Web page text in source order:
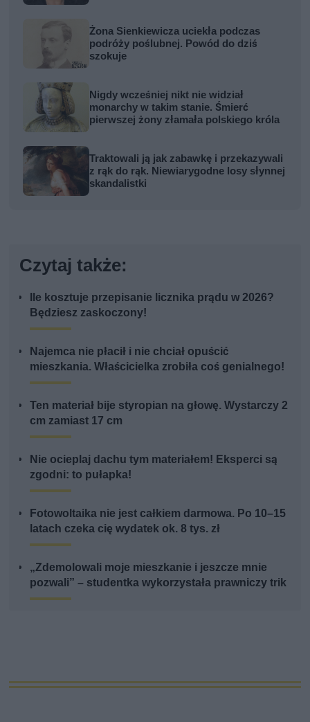
Żona Sienkiewicza uciekła podczas
podróży poślubnej. Powód do dziś
szokuje
Nigdy wcześniej nikt nie widział
monarchy w takim stanie. Śmierć
pierwszej żony złamała polskiego króla
Traktowali ją jak zabawkę i przekazywali
z rąk do rąk. Niewiarygodne losy słynnej
skandalistki
Czytaj także:
Ile kosztuje przepisanie licznika prądu w 2026?
Będziesz zaskoczony!
Najemca nie płacił i nie chciał opuścić
mieszkania. Właścicielka zrobiła coś genialnego!
Ten materiał bije styropian na głowę. Wystarczy 2
cm zamiast 17 cm
Nie ocieplaj dachu tym materiałem! Eksperci są
zgodni: to pułapka!
Fotowoltaika nie jest całkiem darmowa. Po 10–15
latach czeka cię wydatek ok. 8 tys. zł
„Zdemolowali moje mieszkanie i jeszcze mnie
pozwali” – studentka wykorzystała prawniczy trik